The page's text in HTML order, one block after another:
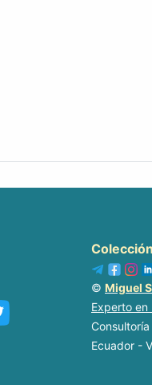
© Miguel
Experto en
Ecuador -